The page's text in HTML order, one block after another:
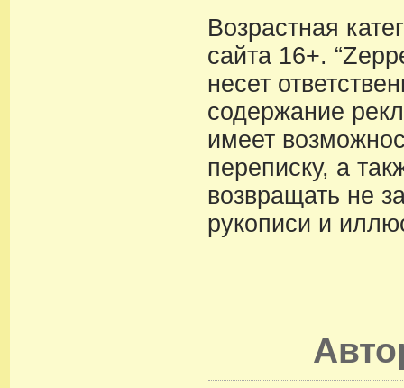
Возрастная
сайта 16+.
несет
содержание
имеет
переписку, а
возвращать не
рукописи и